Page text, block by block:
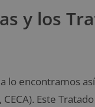
y los
lo encontramos
Este